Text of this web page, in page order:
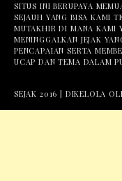
SITUS INI BERUPAYA
SEJAUH YANG BISA KAMI
MUTAKHIR DI MANA KAMI
MENINGGALKAN JEJAK
PENCAPAIAN SERTA
UCAP DAN TEMA DALAM
SEJAK 2016 | DIKELOLA